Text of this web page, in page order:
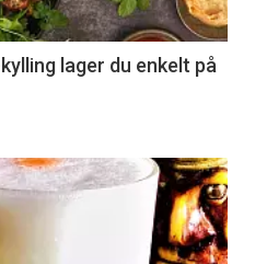
lager du enkelt på